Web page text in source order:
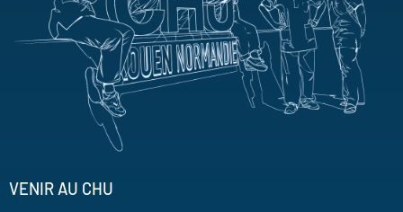
VENIR AU CHU